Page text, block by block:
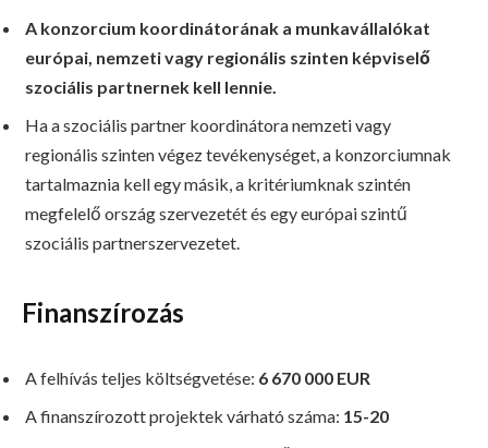
A konzorcium koordinátorának a munkavállalókat
európai, nemzeti vagy regionális szinten képviselő
szociális partnernek kell lennie.
Ha a szociális partner koordinátora nemzeti vagy
regionális szinten végez tevékenységet, a konzorciumnak
tartalmaznia kell egy másik, a kritériumknak szintén
megfelelő ország szervezetét és egy európai szintű
szociális partnerszervezetet.
Finanszírozás
A felhívás teljes költségvetése: 6 670 000 EUR
A finanszírozott projektek várható száma: 15-20